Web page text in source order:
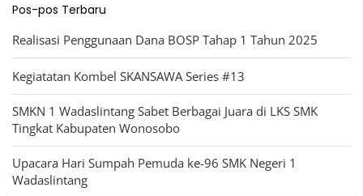
Pos-pos Terbaru
Realisasi Penggunaan Dana BOSP Tahap 1 Tahun 2025
Kegiatatan Kombel SKANSAWA Series #13
SMKN 1 Wadaslintang Sabet Berbagai Juara di LKS SMK
Tingkat Kabupaten Wonosobo
Upacara Hari Sumpah Pemuda ke-96 SMK Negeri 1
Wadaslintang